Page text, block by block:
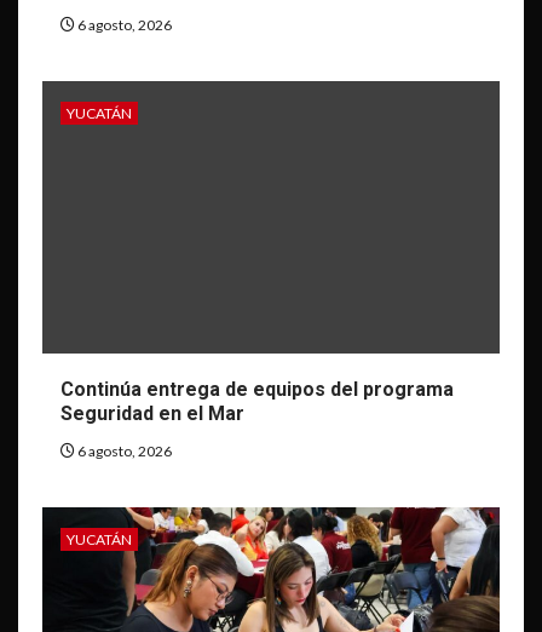
6 agosto, 2026
YUCATÁN
Continúa entrega de equipos del programa
Seguridad en el Mar
6 agosto, 2026
YUCATÁN